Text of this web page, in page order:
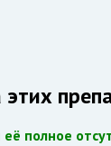
полное